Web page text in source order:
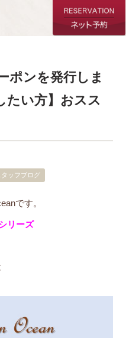
ポンを発行しま
たい方】おスス
ッフブログ
です。
リーズ